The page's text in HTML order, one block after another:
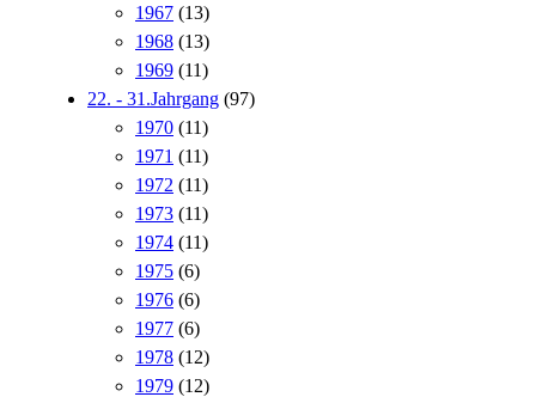
1967 (13)
1968 (13)
1969 (11)
22. - 31.Jahrgang (97)
1970 (11)
1971 (11)
1972 (11)
1973 (11)
1974 (11)
1975 (6)
1976 (6)
1977 (6)
1978 (12)
1979 (12)